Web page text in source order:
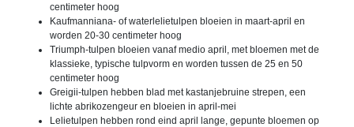
centimeter hoog
Kaufmanniana- of waterlelietulpen bloeien in maart-april en
worden 20-30 centimeter hoog
Triumph-tulpen bloeien vanaf medio april, met bloemen met de
klassieke, typische tulpvorm en worden tussen de 25 en 50
centimeter hoog
Greigii-tulpen hebben blad met kastanjebruine strepen, een
lichte abrikozengeur en bloeien in april-mei
Lelietulpen hebben rond eind april lange, gepunte bloemen op